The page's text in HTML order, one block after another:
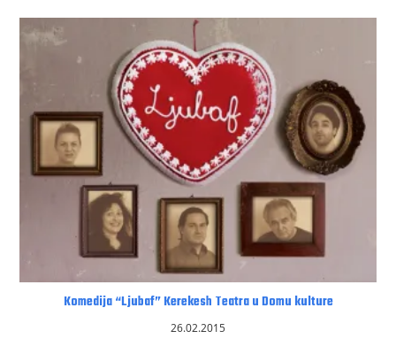
Komedija “Ljubaf” Kerekesh Teatra u Domu kulture
26.02.2015